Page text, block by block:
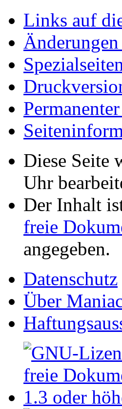
Links auf
Diese Seite
Uhr
Der Inhalt
freie
angegeben.
Datenschutz
Über